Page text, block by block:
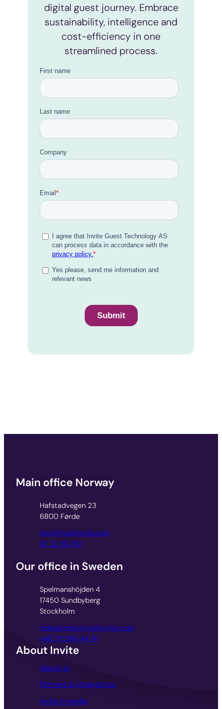
digital guest journey. Embrace
sustainability, intelligence and
cost-efficiency in one
streamlined process.
Main office Norway
Hafstadvegen 23
6800 Førde
post@visitinvite.com
67 22 80 80
Our office in Sweden
Spelmanshöjden 4
17450 Sundbyberg
Stockholm
mikael.melin@visitinvite.com
+46 70 994 44 14
About Invite
About us
Partners & integrations
Invite in media